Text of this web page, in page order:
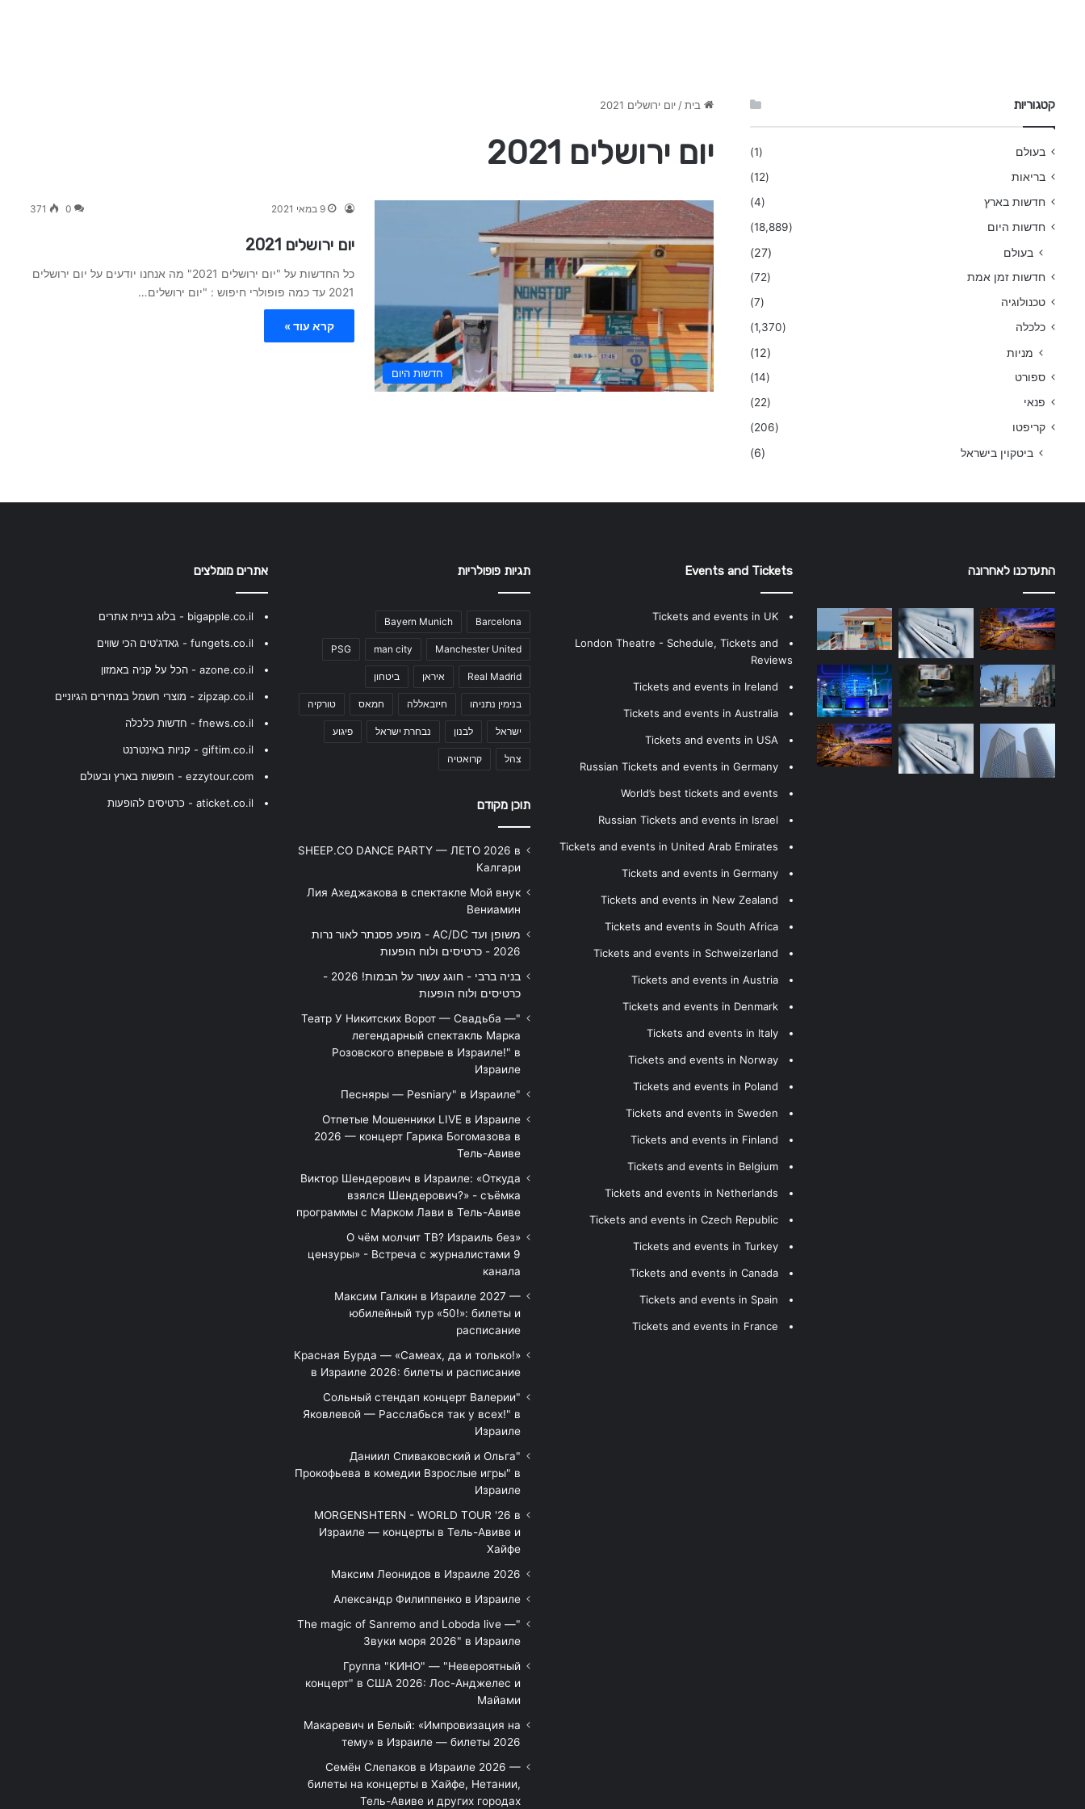
בית / יום ירושלים 2021
יום ירושלים 2021
חדשות היום
9 במאי 2021 0
371
יום ירושלים 2021
כל החדשות על "יום ירושלים 2021" מה אנחנו יודעים על יום ירושלים
2021 עד כמה פופולרי חיפוש : "יום ירושלים…
קרא עוד »
קטגוריות
בעולם
(1)
בריאות
(12)
חדשות בארץ
(4)
חדשות היום
(18,889)
בעולם (27)
חדשות זמן אמת
(72)
טכנולוגיה
(7)
כלכלה
(1,370)
מניות (12)
ספורט
(14)
פנאי
(22)
קריפטו
(206)
ביטקוין בישראל (6)
התעדכנו לאחרונה Events and Tickets
Tickets and events in UK
London Theatre - Schedule, Tickets and
Reviews
Tickets and events in Ireland
Tickets and events in Australia
Tickets and events in USA
Russian Tickets and events in Germany
World’s best tickets and events
Russian Tickets and events in Israel
Tickets and events in United Arab Emirates
Tickets and events in Germany
Tickets and events in New Zealand
Tickets and events in South Africa
Tickets and events in Schweizerland
Tickets and events in Austria
Tickets and events in Denmark
Tickets and events in Italy
Tickets and events in Norway
Tickets and events in Poland
Tickets and events in Sweden
Tickets and events in Finland
Tickets and events in Belgium
Tickets and events in Netherlands
Tickets and events in Czech Republic
Tickets and events in Turkey
Tickets and events in Canada
Tickets and events in Spain
Tickets and events in France
תגיות פופולריות
Barcelona
Bayern Munich
Manchester United
man city
PSG
Real Madrid איראן ביטחון
בנימין נתניהו חיזבאללה חמאס טורקיה
ישראל לבנון נבחרת ישראל פיגוע
צהל קרואטיה
תוכן מקודם
SHEEP.CO DANCE PARTY — ЛЕТО 2026 в
Калгари
Лия Ахеджакова в спектакле Мой внук
Вениамин
משופן ועד AC/DC - מופע פסנתר לאור נרות
2026 - כרטיסים ולוח הופעות
בניה ברבי - חוגג עשור על הבמות! 2026 -
כרטיסים ולוח הופעות
"Театр У Никитских Ворот — Свадьба —
легендарный спектакль Марка
Розовского впервые в Израиле!" в
Израиле
"Песняры — Pesniary" в Израиле
Отпетые Мошенники LIVE в Израиле
2026 — концерт Гарика Богомазова в
Тель-Авиве
Виктор Шендерович в Израиле: «Откуда
взялся Шендерович?» - съёмка
программы с Марком Лави в Тель-Авиве
«О чём молчит ТВ? Израиль без
цензуры» - Встреча с журналистами 9
канала
Максим Галкин в Израиле 2027 —
юбилейный тур «50!»: билеты и
расписание
Красная Бурда — «Самеах, да и только!»
в Израиле 2026: билеты и расписание
"Сольный стендап концерт Валерии
Яковлевой — Расслабься так у всех!" в
Израиле
"Даниил Спиваковский и Ольга
Прокофьева в комедии Взрослые игры" в
Израиле
MORGENSHTERN - WORLD TOUR '26 в
Израиле — концерты в Тель-Авиве и
Хайфе
Максим Леонидов в Израиле 2026
Александр Филиппенко в Израиле
"The magic of Sanremo and Loboda live —
Звуки моря 2026" в Израиле
Группа "КИНО" — "Невероятный
концерт" в США 2026: Лос-Анджелес и
Майами
Макаревич и Белый: «Импровизация на
тему» в Израиле — билеты 2026
Семён Слепаков в Израиле 2026 —
билеты на концерты в Хайфе, Нетании,
Тель-Авиве и других городах
אתרים מומלצים
bigapple.co.il - בלוג בניית אתרים
fungets.co.il - גאדג'טים הכי שווים
azone.co.il - הכל על קניה באמזון
zipzap.co.il - מוצרי חשמל במחירים הגיוניים
fnews.co.il - חדשות כלכלה
giftim.co.il - קניות באינטרנט
ezzytour.com - חופשות בארץ ובעולם
aticket.co.il - כרטיסים להופעות